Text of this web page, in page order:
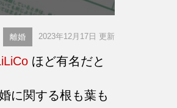
離婚 2023年12月17日 更新
ほど有名だと
に関する根も葉も